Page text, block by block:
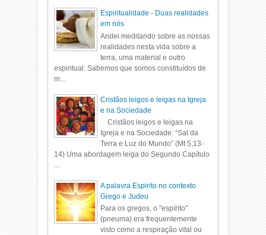
Espiritualidade - Duas realidades
em nós
Andei meditando sobre as nossas
realidades nesta vida sobre a
terra, uma material e outro
espiritual. Sabemos que somos constituídos de
m...
Cristãos leigos e leigas na Igreja
e na Sociedade
Cristãos leigos e leigas na
Igreja e na Sociedade: “Sal da
Terra e Luz do Mundo” (Mt 5,13-
14) Uma abordagem leiga do Segundo Capítulo
...
A palavra Espirito no contexto
Grego e Judeu
Para os gregos, o "espírito"
(pneuma) era frequentemente
visto como a respiração vital ou